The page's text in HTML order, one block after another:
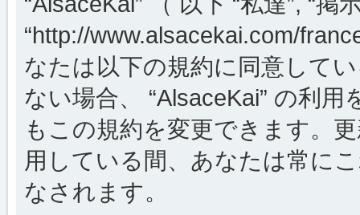
“http://www.alsacekai.com/
なたは以下の規約に同意して
ない場合、 “AlsaceKai” の利
もこの規約を変更できます。
用している間、あなたは常に
なされます。